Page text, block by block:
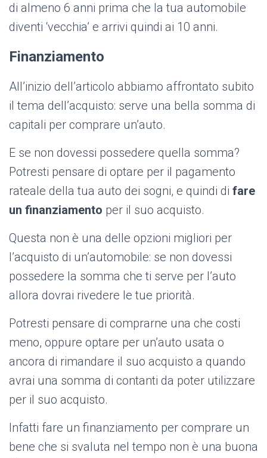
di almeno 6 anni prima che la tua automobile
diventi ‘vecchia’ e arrivi quindi ai 10 anni.
Finanziamento
All’inizio dell’articolo abbiamo affrontato subito
il tema dell’acquisto: serve una bella somma di
capitali per comprare un’auto.
E se non dovessi possedere quella somma?
Potresti pensare di optare per il pagamento
rateale della tua auto dei sogni, e quindi di fare
un finanziamento per il suo acquisto.
Questa non è una delle opzioni migliori per
l’acquisto di un’automobile: se non dovessi
possedere la somma che ti serve per l’auto
allora dovrai rivedere le tue priorità.
Potresti pensare di comprarne una che costi
meno, oppure optare per un’auto usata o
ancora di rimandare il suo acquisto a quando
avrai una somma di contanti da poter utilizzare
per il suo acquisto.
Infatti fare un finanziamento per comprare un
bene che si svaluta nel tempo non è una buona